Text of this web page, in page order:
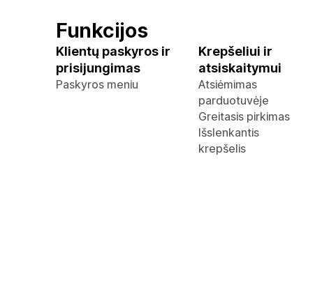
Funkcijos
Klientų paskyros ir
prisijungimas
Paskyros meniu
Krepšeliui ir
atsiskaitymui
Atsiėmimas
parduotuvėje
Greitasis pirkimas
Išslenkantis
krepšelis